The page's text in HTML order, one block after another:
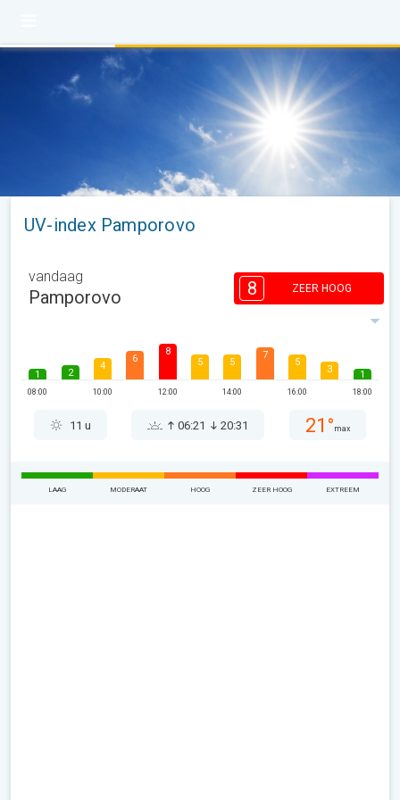
UV-index Pamporovo
vandaag
Pamporovo 8 ZEER HOOG
1
08:00
2
4
10:00
6
8
12:00
5 5
14:00
7
5
16:00
3 1
18:00
11 u 06:21 20:31 21° max
LAAG MODERAAT HOOG ZEER HOOG EXTREEM